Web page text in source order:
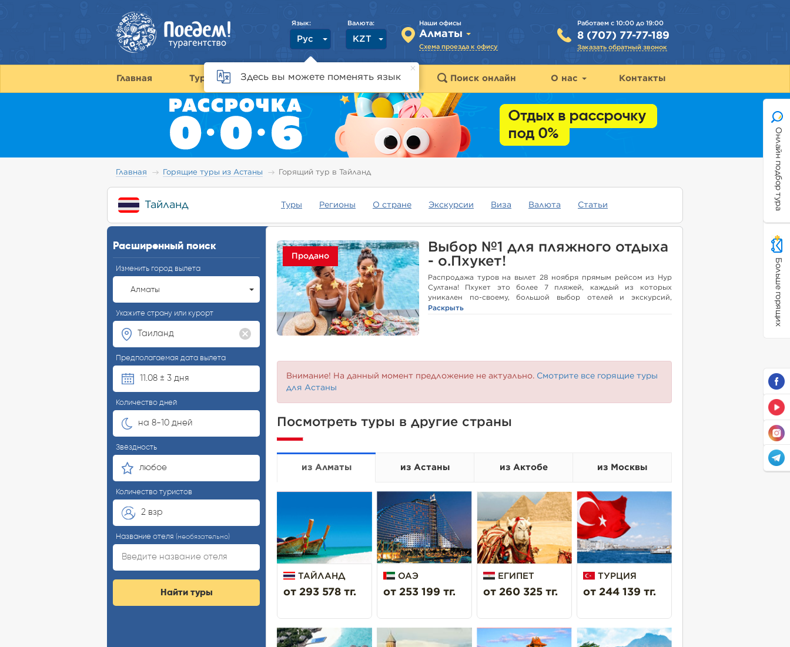
Работаем с 10:00 до 19:00
8 (707) 77-77-189
Заказать обратный звонок
Наши офисы
Алматы
Схема проезда к офису
Валюта:
KZT
Язык:
Рус
Здесь вы можете поменять язык
Главная Туры Страны Горящие туры Поиск онлайн О нас Контакты
Онлайн подбор тура
Больше горящих
Главная Горящие туры из Астаны Горящий тур в Тайланд
Тайланд Туры Регионы О стране Экскурсии Виза Валюта Статьи
Расширенный поиск
Изменить город вылета
Алматы
Укажите страну или курорт
Предполагаемая дата вылета
11.08 ± 3 дня
Количество дней
на 8-10 дней
Звёздность
любое
Количество туристов
2 взр
Название отеля (необязательно)
Найти туры
Продано
Выбор №1 для пляжного отдыха
- о.Пхукет!
Распродажа туров на вылет 28 ноября прямым рейсом из Нур
Султана! Пхукет это более 7 пляжей, каждый из которых
уникален по-своему, большой выбор отелей и экскурсий,
остров идеален для путешествий и пляжного отдыха!
Раскрыть
Внимание! На данный момент предложение не актуально. Смотрите все горящие туры
для Астаны
Посмотреть туры в другие страны
из Алматы из Астаны из Актобе из Москвы
ТАЙЛАНД
от 293 578 тг.
ОАЭ
от 253 199 тг.
ЕГИПЕТ
от 260 325 тг.
ТУРЦИЯ
от 244 139 тг.